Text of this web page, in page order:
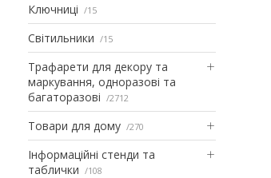
Ключниці 15
Світильники 15
Трафарети для декору та
маркування, одноразові та
багаторазові
2712
Товари для дому 270
Інформаційні стенди та
таблички
108